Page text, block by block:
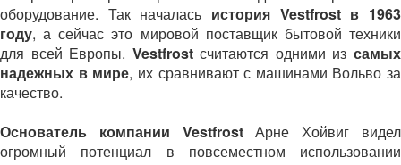
оборудование. Так началась история Vestfrost в 1963
году, а сейчас это мировой поставщик бытовой техники
для всей Европы. Vestfrostсчитаются одними изсамых
надежных в мире, их сравнивают с машинами Вольво за
качество.
Основатель компании VestfrostАрне Хойвиг видел
огромный потенциал в повсеместном использовании